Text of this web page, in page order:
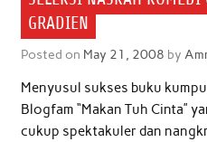
GRADIEN
Posted on May 21, 2008 by
Menyusul sukses buku
Blogfam “Makan Tuh Cinta”
cukup spektakuler dan